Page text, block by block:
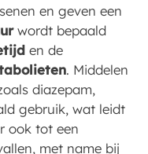
en geven een
wordt bepaald
en de
. Middelen
diazepam,
gebruik, wat leidt
ook tot een
met name bij